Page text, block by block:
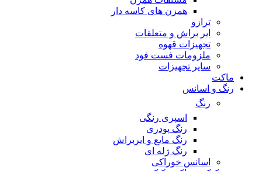
همزن های کاسه دار
ترازو
ایر براش و متعلقات
تجهیزات قهوه
ملزومات فست فود
سایر تجهیزات
ماکت
رنگ و اسانس
رنگ
اسپری رنگی
رنگ پودری
رنگ مایع و ایربراش
رنگ ژله ای
اسانس خوراکی